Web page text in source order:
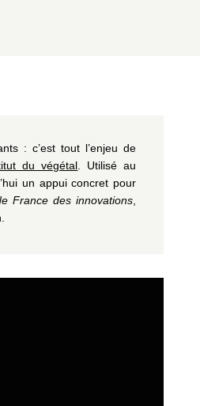
: c’est tout l’enjeu de
du végétal . Utilisé au
un appui concret pour
France des innovations